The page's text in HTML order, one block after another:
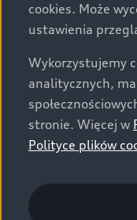
informacji prosimy
Audi.
Wszystkie
są wykonywane z
względem
określone w normie
europejskimi
o.o. podlega
użytkownikom
cookies. Może
ustawienia
Wykorzystujemy
analitycznych,
stronie. Więcej w
Polityce plików